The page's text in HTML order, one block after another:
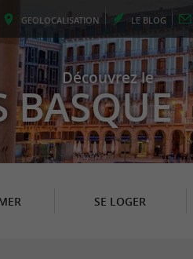
GEOLOCALISATION LE BLOG
Découvrez le
BASQUE
SE LOGER